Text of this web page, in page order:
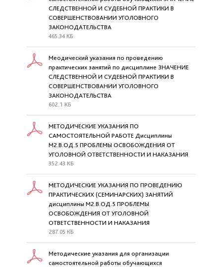
СЛЕДСТВЕННОЙ И СУДЕБНОЙ ПРАКТИКИ В
СОВЕРШЕНСТВОВАНИИ УГОЛОВНОГО
ЗАКОНОДАТЕЛЬСТВА
465.34 КБ
Меодический указания по проведению
практических занятий по дисциплине ЗНАЧЕНИЕ
СЛЕДСТВЕННОЙ И СУДЕБНОЙ ПРАКТИКИ В
СОВЕРШЕНСТВОВАНИИ УГОЛОВНОГО
ЗАКОНОДАТЕЛЬСТВА
602.1 КБ
МЕТОДИЧЕСКИЕ УКАЗАНИЯ ПО
САМОСТОЯТЕЛЬНОЙ РАБОТЕ Дисциплины
М2.В.ОД.5 ПРОБЛЕМЫ ОСВОБОЖДЕНИЯ ОТ
УГОЛОВНОЙ ОТВЕТСТВЕННОСТИ И НАКАЗАНИЯ
352.43 КБ
МЕТОДИЧЕСКИЕ УКАЗАНИЯ ПО ПРОВЕДЕНИЮ
ПРАКТИЧЕСКИХ (СЕМИНАРСКИХ) ЗАНЯТИЙ
дисциплины М2.В.ОД.5 ПРОБЛЕМЫ
ОСВОБОЖДЕНИЯ ОТ УГОЛОВНОЙ
ОТВЕТСТВЕННОСТИ И НАКАЗАНИЯ
287.05 КБ
Методические указания для организации
самостоятельной работы обучающихся